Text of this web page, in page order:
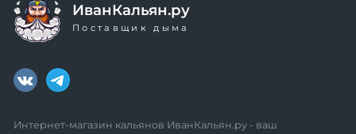
ИванКальян.ру
Поставщик дыма
Интернет-магазин кальянов ИванКальян.ру - ваш